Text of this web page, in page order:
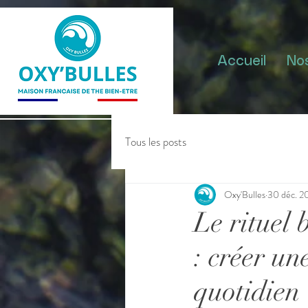
Accueil
Tous les posts
Le rituel
: créer
quotidien
Oxy'Bulles30 déc.